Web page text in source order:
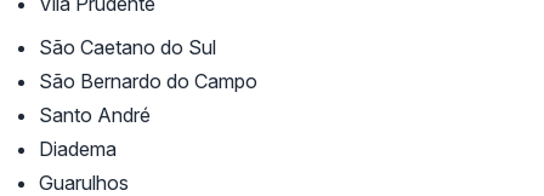
São Caetano do Sul
São Bernardo do Campo
Santo André
Diadema
Guarulhos